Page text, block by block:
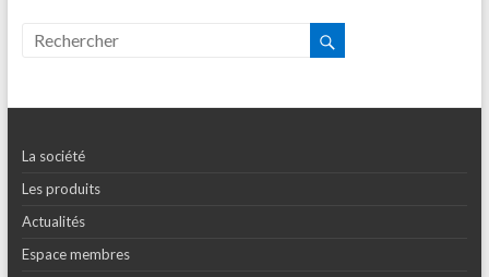
La société
Les produits
Actualités
Espace membres